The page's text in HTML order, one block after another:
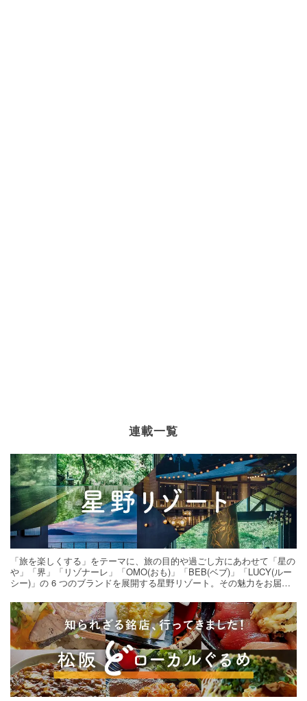
連載一覧
「旅を楽しくする」をテーマに、旅の目的や過ごし方にあわせて「星の
や」「界」「リゾナーレ」「OMO(おも)」「BEB(ベブ)」「LUCY(ルー
シー)」の 6 つのブランドを展開する星野リゾート。その魅力をお届け